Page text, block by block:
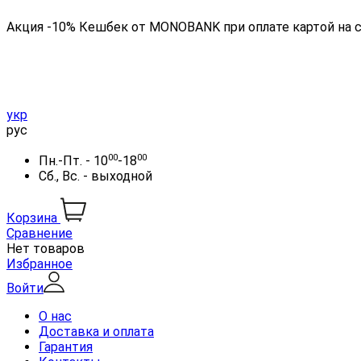
Акция -10% Кешбек от MONOBANK при оплате картой на
укр
рус
Пн.-Пт. - 1000-1800
Сб., Вс. - выходной
Корзина
Сравнение
Нет товаров
Избранное
Войти
О нас
Доставка и оплата
Гарантия